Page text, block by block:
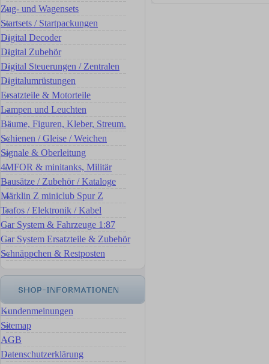
Zug- und Wagensets
Startsets / Startpackungen
Digital Decoder
Digital Zubehör
Digital Steuerungen / Zentralen
Digitalumrüstungen
Ersatzteile & Motorteile
Lampen und Leuchten
Bäume, Figuren, Kleber, Streum.
Schienen / Gleise / Weichen
Signale & Oberleitung
4MFOR & minitanks, Militär
Bausätze / Zubehör / Kataloge
Märklin Z miniclub Spur Z
Trafos / Elektronik / Kabel
Car System & Fahrzeuge 1:87
Car System Ersatzteile & Zubehör
Schnäppchen & Restposten
Kundenmeinungen
Sitemap
AGB
Datenschutzerklärung